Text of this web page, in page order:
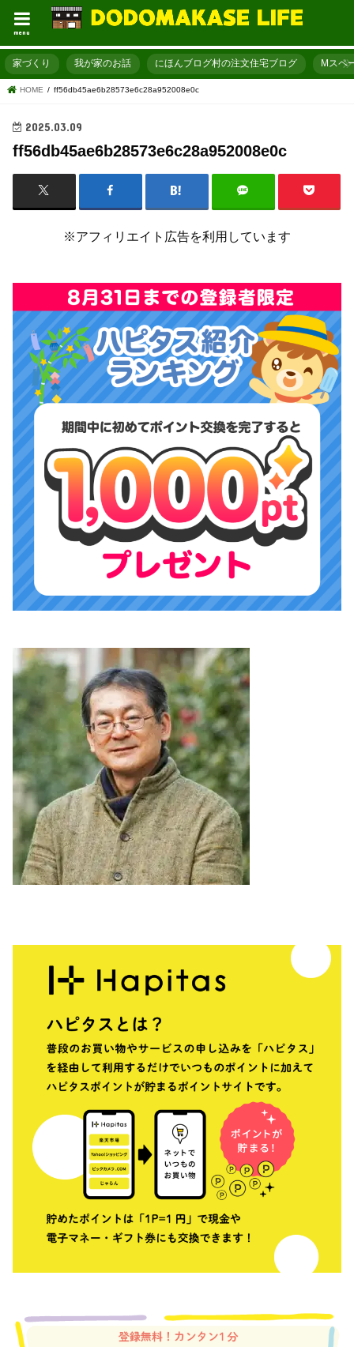
menu
家づくり 我が家のお話 にほんブログ村の注文住宅ブログ Mスペ
HOME ff56db45ae6b28573e6c28a952008e0c
2025.03.09
ff56db45ae6b28573e6c28a952008e0c
※アフィリエイト広告を利用しています